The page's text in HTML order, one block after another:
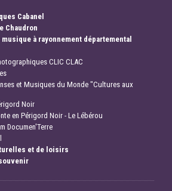
Cabanel
Chaudron
à rayonnement départemental
CLIC CLAC
et Musiques du Monde "Cultures aux
Noir
en Périgord Noir - Le Lébérou
Documen'Terre
et de loisirs